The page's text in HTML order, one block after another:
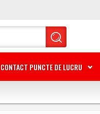
CONTACT PUNCTE DE LUCRU